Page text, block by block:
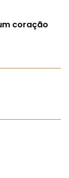
coração